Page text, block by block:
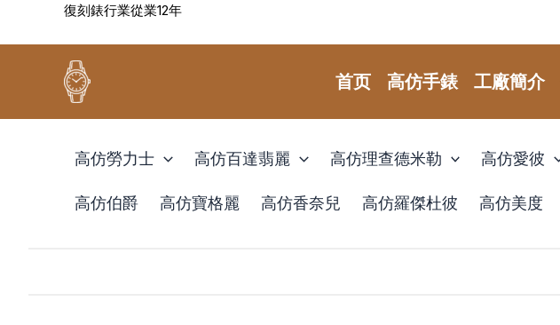
復刻錶行業從業12年
首页 高仿手錶 工廠簡介
高仿勞力士 高仿百達翡麗 高仿理查德米勒 高仿愛彼
高仿伯爵 高仿寶格麗 高仿香奈兒 高仿羅傑杜彼 高仿美度